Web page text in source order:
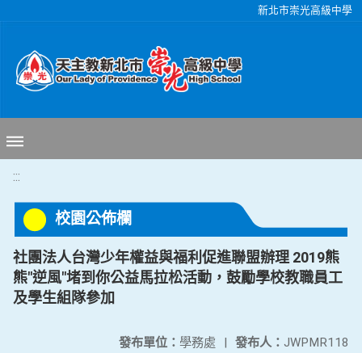
新北市崇光高級中學
:::
校園公佈欄
社團法人台灣少年權益與福利促進聯盟辦理 2019熊
熊"逆風"堵到你公益馬拉松活動，鼓勵學校教職員工
及學生組隊參加
發布人： JWPMR118
發布單位： 學務處 |